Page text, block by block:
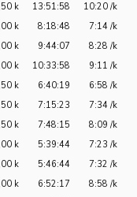
k 13:51:58
10:20 /k
k 8:18:48
7:14 /k
k 9:44:07
8:28 /k
k 10:33:58
9:11 /k
k 6:40:19
6:58 /k
k 7:15:23
7:34 /k
k 7:48:15
8:09 /k
k 5:39:44
7:23 /k
k 5:46:44
7:32 /k
k 6:52:17
8:58 /k